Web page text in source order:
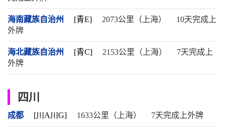
海南藏族自治州 [青E] 2073公里（上海）
10天完成上
外牌
海北藏族自治州 [青C] 2153公里（上海）
7天完成上
外牌
四川
成都 [川A川G] 1633公里（上海） 7天完成上外牌